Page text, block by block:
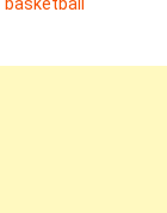
basketball